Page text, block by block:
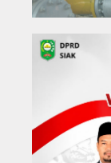
Kampar
Rokan Hulu
Bengkalis
Meranti